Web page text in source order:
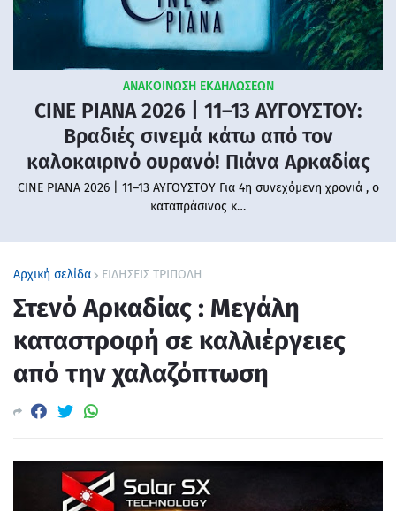
ΑΝΑΚΟΙΝΩΣΗ ΕΚΔΗΛΩΣΕΩΝ
CINE PIANA 2026 | 11–13 ΑΥΓΟΥΣΤΟΥ:
Βραδιές σινεμά κάτω από τον
καλοκαιρινό ουρανό! Πιάνα Αρκαδίας
CINE PIANA 2026 | 11–13 ΑΥΓΟΥΣΤΟΥ Για 4η συνεχόμενη χρονιά , ο
καταπράσινος κ…
Αρχική σελίδα ΕΙΔΗΣΕΙΣ ΤΡΙΠΟΛΗ
Στενό Αρκαδίας : Μεγάλη
καταστροφή σε καλλιέργειες
από την χαλαζόπτωση